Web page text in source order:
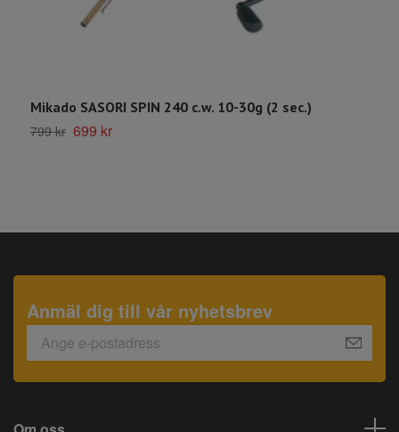
Mikado SASORI SPIN 240 c.w. 10-30g (2 sec.)
799 kr 699 kr
Anmäl dig till vår nyhetsbrev